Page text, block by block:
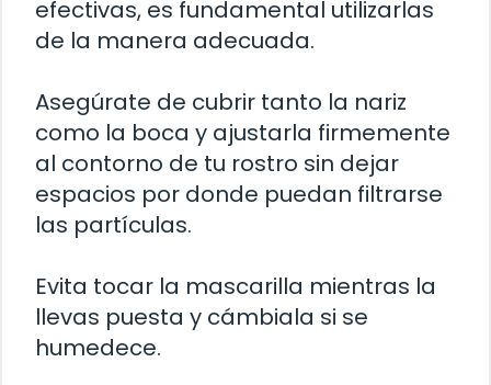
efectivas, es fundamental utilizarlas
de la manera adecuada.
Asegúrate de cubrir tanto la nariz
como la boca y ajustarla firmemente
al contorno de tu rostro sin dejar
espacios por donde puedan filtrarse
las partículas.
Evita tocar la mascarilla mientras la
llevas puesta y cámbiala si se
humedece.